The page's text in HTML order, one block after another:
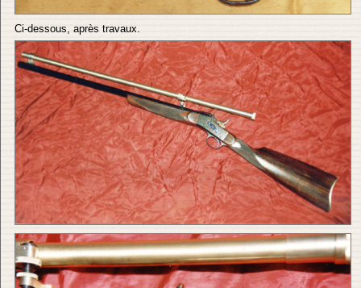
Ci-dessous, après travaux.